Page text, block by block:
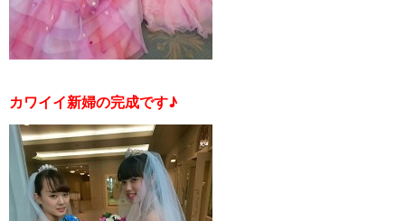
カワイイ新婦の完成です♪